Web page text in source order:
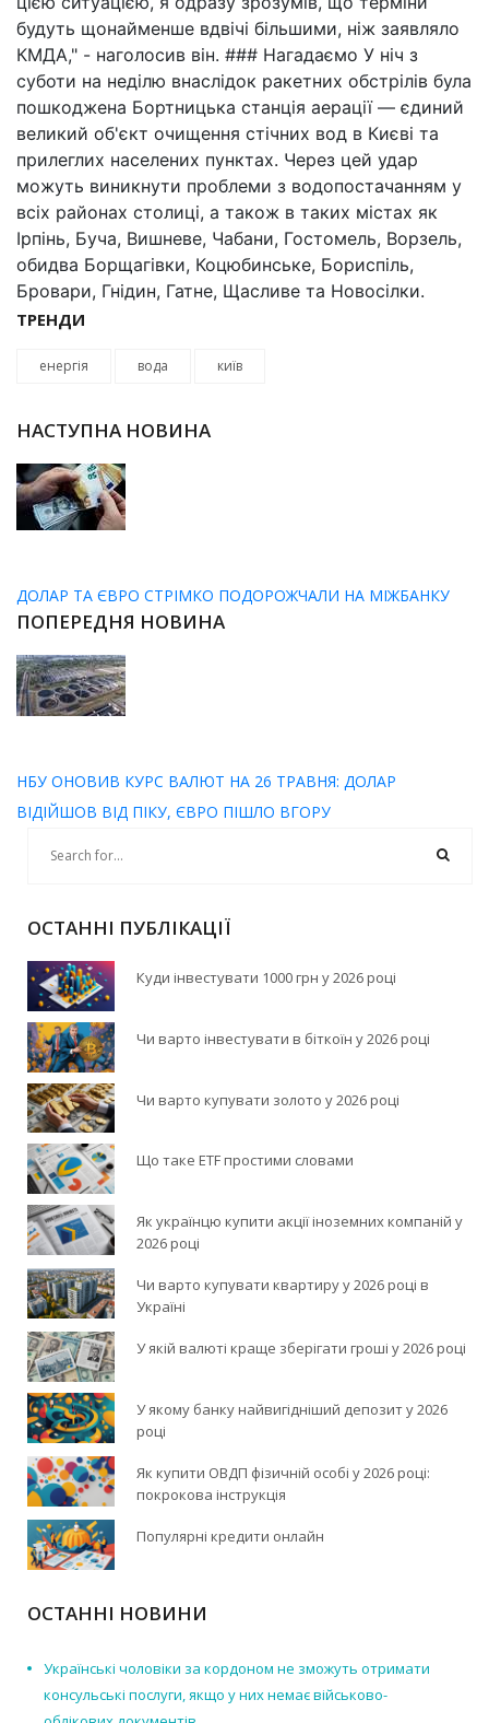
будуть щонайменше вдвічі більшими, ніж заявляло
КМДА," - наголосив він. ### Нагадаємо У ніч з
суботи на неділю внаслідок ракетних обстрілів була
пошкоджена Бортницька станція аерації — єдиний
великий об'єкт очищення стічних вод в Києві та
прилеглих населених пунктах. Через цей удар
можуть виникнути проблеми з водопостачанням у
всіх районах столиці, а також в таких містах як
Ірпінь, Буча, Вишневе, Чабани, Гостомель, Ворзель,
обидва Борщагівки, Коцюбинське, Бориспіль,
Бровари, Гнідин, Гатне, Щасливе та Новосілки.
ТРЕНДИ
енергія вода київ
НАСТУПНА НОВИНА
ДОЛАР ТА ЄВРО СТРІМКО ПОДОРОЖЧАЛИ НА МІЖБАНКУ
ПОПЕРЕДНЯ НОВИНА
НБУ ОНОВИВ КУРС ВАЛЮТ НА 26 ТРАВНЯ: ДОЛАР
ВІДІЙШОВ ВІД ПІКУ, ЄВРО ПІШЛО ВГОРУ
ОСТАННІ ПУБЛІКАЦІЇ
Куди інвестувати 1000 грн у 2026 році
Чи варто інвестувати в біткоїн у 2026 році
Чи варто купувати золото у 2026 році
Що таке ETF простими словами
Як українцю купити акції іноземних компаній у
2026 році
Чи варто купувати квартиру у 2026 році в
Україні
У якій валюті краще зберігати гроші у 2026 році
У якому банку найвигідніший депозит у 2026
році
Як купити ОВДП фізичній особі у 2026 році:
покрокова інструкція
Популярні кредити онлайн
ОСТАННІ НОВИНИ
Українські чоловіки за кордоном не зможуть отримати
консульські послуги, якщо у них немає військово-